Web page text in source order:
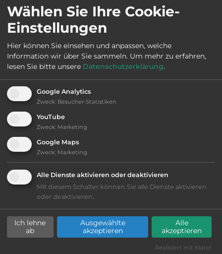
E-Mail: info@blarneycaravanpark.com
Webseite: www.blarneycaravanpark.com
Öffnungszeiten:
Sehenswürdigkeiten:
Blarney Castle, Blarney Woollen Mills.
Ausstattung
Wählen Sie Ihre Cookie-
Einstellungen
Hier können Sie einsehen und anpassen, welche
Information wir über Sie sammeln. Um mehr zu erfahren,
lesen Sie bitte unsere Datenschutzerklärung.
Google Analytics
Zweck: Besucher-Statistiken
YouTube
Zweck: Marketing
Google Maps
Zweck: Marketing
Alle Dienste aktivieren oder deaktivieren
Mit diesem Schalter können Sie alle Dienste aktivieren
oder deaktivieren.
Ich lehne
ab
Ausgewählte
akzeptieren
Alle
akzeptieren
Realisiert mit Klaro!